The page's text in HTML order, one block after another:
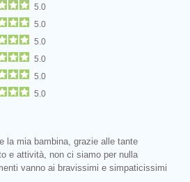
5.0
5.0
5.0
5.0
5.0
5.0
la mia bambina, grazie alle tante
e attività, non ci siamo per nulla
vanno ai bravissimi e simpaticissimi